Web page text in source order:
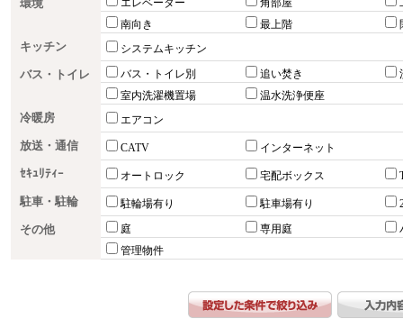
環境 エレベーター 角部屋
南向き
最上階
キッチン システムキッチン
バス・トイレ バス・トイレ別 追い焚き
室内洗濯機置場
温水洗浄便座
冷暖房 エアコン
放送・通信 CATV インターネット
ｾｷｭﾘﾃｨｰ オートロック 宅配ボックス
駐車・駐輪 駐輪場有り 駐車場有り
その他 庭 専用庭
管理物件